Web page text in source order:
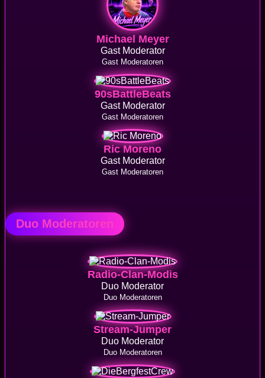
Michael Meyer
Gast Moderator
Gast Moderatoren
90sBattleBeats
Gast Moderator
Gast Moderatoren
Ric Moreno
Gast Moderator
Gast Moderatoren
Duo Moderatoren
Radio-Clan-Modis
Duo Moderator
Duo Moderatoren
Stream-Jumper
Duo Moderator
Duo Moderatoren